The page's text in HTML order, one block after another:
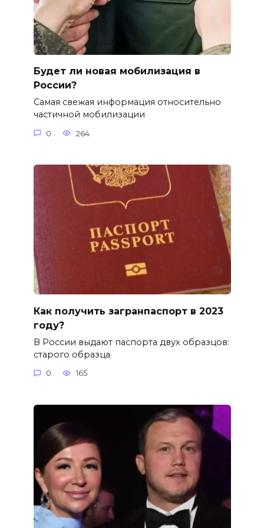
Будет ли новая мобилизация в
России?
Самая свежая информация относительно
частичной мобилизации
0 264
Как получить загранпаспорт в 2023
году?
В России выдают паспорта двух образцов:
старого образца
0 165